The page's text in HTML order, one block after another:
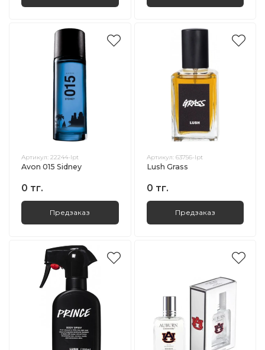
Артикул: 22244-lpt
Avon 015 Sidney
0 тг.
Предзаказ
Артикул: 63756-lpt
Lush Grass
0 тг.
Предзаказ